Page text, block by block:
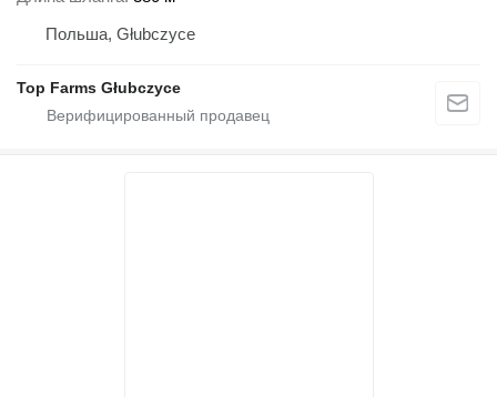
Польша, Głubczyce
Top Farms Głubczyce